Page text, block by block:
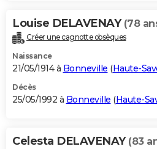
Louise DELAVENAY (78
Créer une cagnotte obsèques
Naissance
21/05/1914 à Bonneville (Haute-
Décès
25/05/1992 à Bonneville (Haute-
Celesta DELAVENAY (83